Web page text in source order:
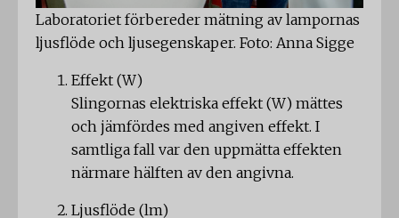
Laboratoriet förbereder mätning av lampornas
ljusflöde och ljusegenskaper. Foto: Anna Sigge
Effekt (W)
Slingornas elektriska effekt (W) mättes
och jämfördes med angiven effekt. I
samtliga fall var den uppmätta effekten
närmare hälften av den angivna.
Ljusflöde (lm)